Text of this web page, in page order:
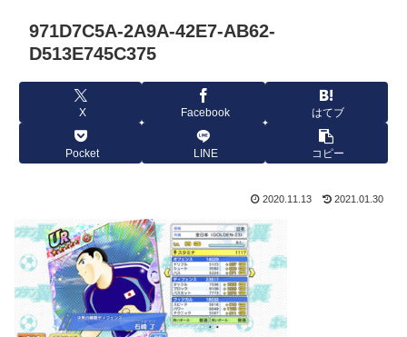
971D7C5A-2A9A-42E7-AB62-
D513E745C375
X Facebook はてブ
Pocket LINE コピー
2020.11.13 2021.01.30